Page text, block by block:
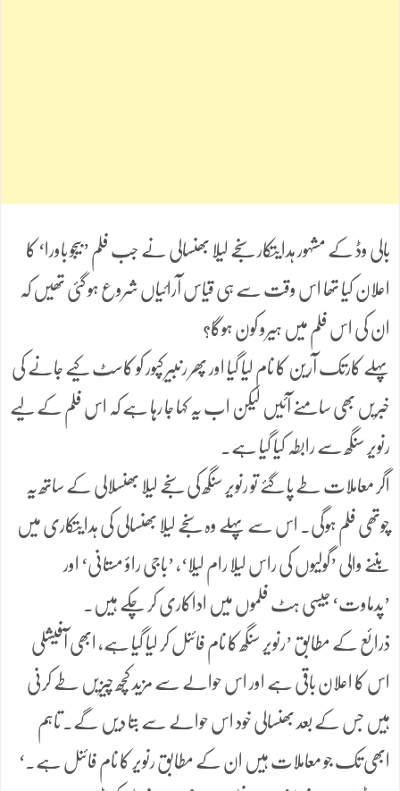
بالی وڈ کے مشہور ہدایتکار سنجے لیلا بھنسالی نے جب فلم ’بیجو باورا‘ کا
اعلان کیا تھا اس وقت سے ہی قیاس آرائیاں شروع ہو گئی تھیں کہ
ان کی اس فلم میں ہیرو کون ہوگا؟
پہلے کارتک آرین کا نام لیا گیا اور پھر رنبیر کپور کو کاسٹ کیے جانے کی
خبریں بھی سامنے آئیں لیکن اب یہ کہا جا رہا ہے کہ اس فلم کے لیے
رنویر سنگھ سے رابطہ کیا گیا ہے۔
اگر معاملات طے پا گئے تو رنویر سنگھ کی سنجے لیلا بھنسلالی کے ساتھ یہ
چوتھی فلم ہوگی۔ اس سے پہلے وہ سنجے لیلا بھنسالی کی ہدایتکاری میں
بننے والی ’گولیوں کی راس لیلا رام لیلا‘، ’باجی راؤ مستانی‘ اور
’پدماوت‘ جیسی ہٹ فلموں میں اداکاری کر چکے ہیں۔
ذرائع کے مطابق ’رنویر سنگھ کا نام فائنل کر لیا گیا ہے، ابھی آفیشلی
اس کا اعلان باقی ہے اور اس حوالے سے مزید کچھ چیزیں طے کرنی
ہیں جس کے بعد بھنسالی خود اس حوالے سے بتا دیں گے۔ تاہم
ابھی تک جو معاملات ہیں ان کے مطابق رنویر کا نام فائنل ہے۔‘